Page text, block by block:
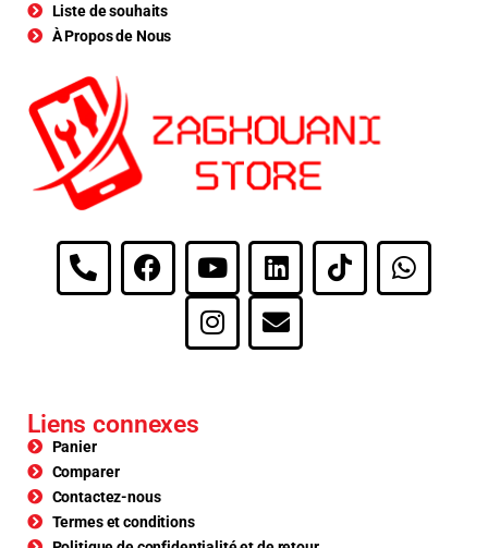
Liste de souhaits
À Propos de Nous
Liens connexes
Panier
Comparer
Contactez-nous
Termes et conditions